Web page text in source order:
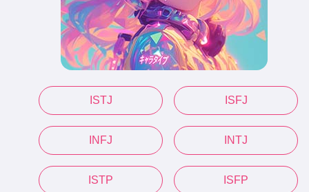
ISTJ ISFJ
INFJ INTJ
ISTP ISFP